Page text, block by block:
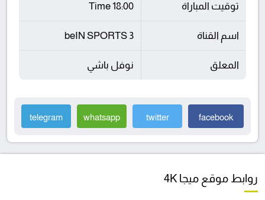
توقيت المباراة 18:00 Time
اسم القناة beIN SPORTS 3
المعلق نوفل باشي
facebook
twitter
whatsapp
telegram
روابط موقع ميجا 4K